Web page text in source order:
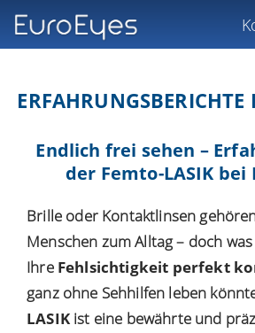
ERFAHRUNGSBERICHTE
Endlich frei sehen –
der Femto-LASIK bei
Brille oder Kontaktlinsen
Menschen zum Alltag – doch
Ihre Fehlsichtigkeit perfekt
ganz ohne Sehhilfen leben
LASIKist eine bewährte und